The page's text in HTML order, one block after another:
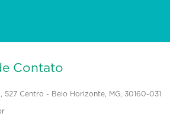
Contato
527 Centro - Belo Horizonte, MG, 30160-031